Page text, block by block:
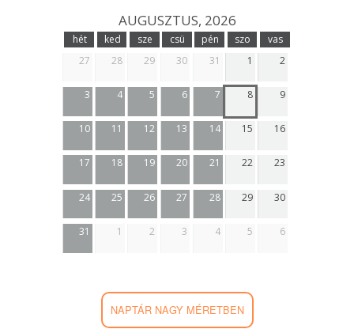
AUGUSZTUS, 2026
hét ked sze csü pén szo
vas
27
28 29 30 31 1 2
3 4 5 6 7 8 9
10 11 12 13 14 15 16
17 18 19 20 21 22 23
24 25 26 27 28 29 30
31 1 2 3 4 5 6
NAPTÁR NAGY MÉRETBEN